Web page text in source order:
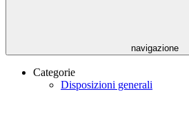
navigazione
Categorie
Disposizioni generali